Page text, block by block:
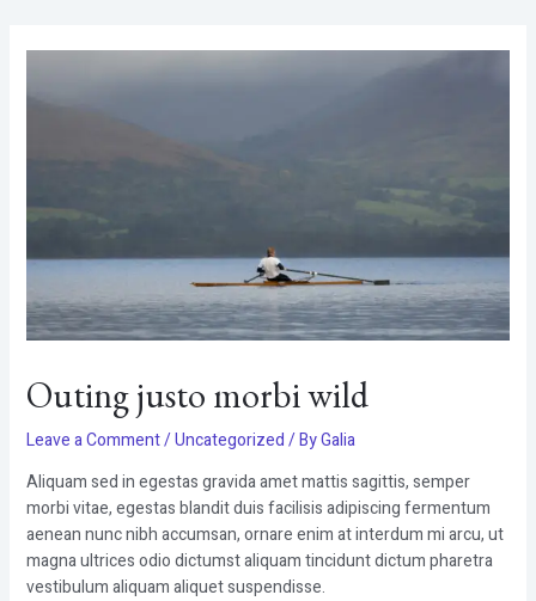
Outing justo morbi wild
Leave a Comment/Uncategorized/ ByGalia
Aliquam sed in egestas gravida amet mattis sagittis, semper
morbi vitae, egestas blandit duis facilisis adipiscing fermentum
aenean nunc nibh accumsan, ornare enim at interdum mi arcu, ut
magna ultrices odio dictumst aliquam tincidunt dictum pharetra
vestibulum aliquam aliquet suspendisse.